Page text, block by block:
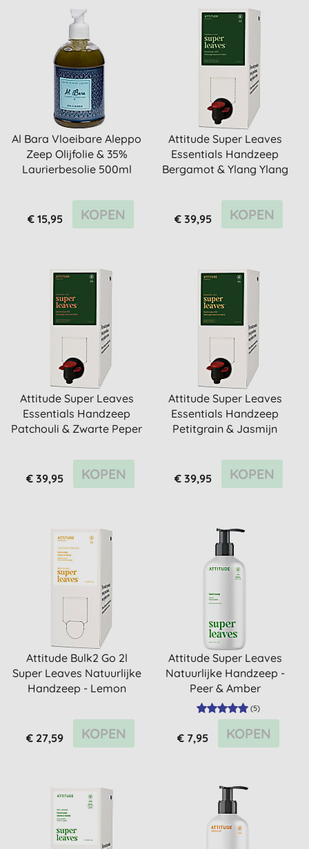
Al Bara Vloeibare Aleppo
Zeep Olijfolie & 35%
Laurierbesolie 500ml
€ 15,95 KOPEN
Attitude Super Leaves
Essentials Handzeep
Bergamot & Ylang Ylang
€ 39,95 KOPEN
Attitude Super Leaves
Essentials Handzeep
Patchouli & Zwarte Peper
€ 39,95 KOPEN
Attitude Super Leaves
Essentials Handzeep
Petitgrain & Jasmijn
€ 39,95 KOPEN
Attitude Bulk2 Go 2l
Super Leaves Natuurlijke
Handzeep - Lemon
€ 27,59 KOPEN
Attitude Super Leaves
Natuurlijke Handzeep -
Peer & Amber
(5)
€ 7,95 KOPEN